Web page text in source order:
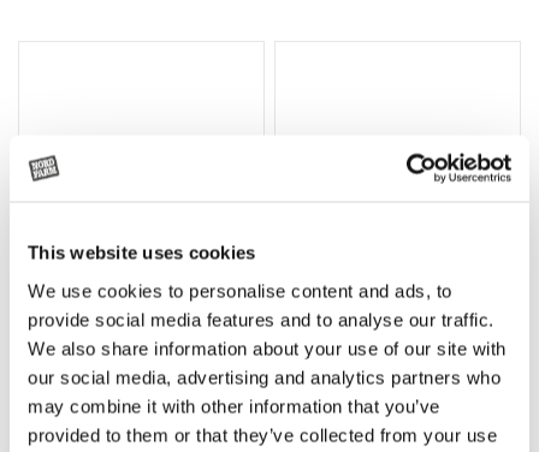
This website uses cookies
We use cookies to personalise content and ads, to
provide social media features and to analyse our traffic.
We also share information about your use of our site with
our social media, advertising and analytics partners who
may combine it with other information that you’ve
provided to them or that they’ve collected from your use
Lägg till i varukorg
Rotor, komplett med slagor
35 730kr (ex. moms)
Grön truckknapp
530kr (ex. moms)